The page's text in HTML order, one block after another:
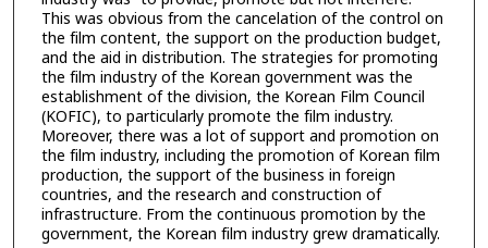
This was obvious from the cancelation of the control on
the film content, the support on the production budget,
and the aid in distribution. The strategies for promoting
the film industry of the Korean government was the
establishment of the division, the Korean Film Council
(KOFIC), to particularly promote the film industry.
Moreover, there was a lot of support and promotion on
the film industry, including the promotion of Korean film
production, the support of the business in foreign
countries, and the research and construction of
infrastructure. From the continuous promotion by the
government, the Korean film industry grew dramatically.